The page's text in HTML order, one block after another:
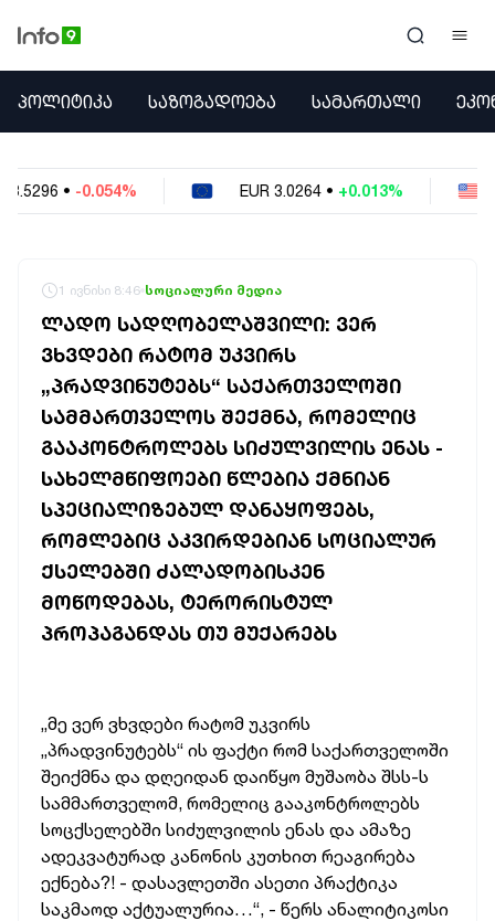
ᲞᲝᲚᲘᲢᲘᲙᲐ
ᲔᲙᲝᲜᲝᲛᲘᲙᲐ
ᲣᲪᲮᲝᲔᲗᲘ
ᲐᲛᲘᲜᲓᲘ
ᲡᲐᲛᲮᲔᲓᲠᲝ
ᲠᲔᲒᲘᲝᲜᲘ
ᲘᲜᲢᲔᲠᲕᲘᲣ
ᲑᲘᲖᲜᲔᲡᲘ
ᲞᲝᲚᲘᲢᲘᲙᲐ ᲡᲐᲖᲝᲒᲐᲓᲝᲔᲑᲐ ᲡᲐᲛᲐᲠᲗᲐᲚᲘ
EUR 3.0264 +0.013% USD 2.6223 -
1 ივნისი 8:46 სოციალური მედია
ᲚᲐᲓᲝ ᲡᲐᲓᲦᲝᲑᲔᲚᲐᲨᲕᲘᲚᲘ: ᲕᲔᲠ
ᲕᲮᲕᲓᲔᲑᲘ ᲠᲐᲢᲝᲛ ᲣᲙᲕᲘᲠᲡ
„ᲞᲠᲐᲓᲕᲘᲜᲣᲢᲔᲑᲡ“ ᲡᲐᲥᲐᲠᲗᲕᲔᲚᲝᲨᲘ
ᲡᲐᲛᲛᲐᲠᲗᲕᲔᲚᲝᲡ ᲨᲔᲥᲛᲜᲐ, ᲠᲝᲛᲔᲚᲘᲪ
ᲒᲐᲐᲙᲝᲜᲢᲠᲝᲚᲔᲑᲡ ᲡᲘᲫᲣᲚᲕᲘᲚᲘᲡ ᲔᲜᲐᲡ -
ᲡᲐᲮᲔᲚᲛᲬᲘᲤᲝᲔᲑᲘ ᲬᲚᲔᲑᲘᲐ ᲥᲛᲜᲘᲐᲜ
ᲡᲞᲔᲪᲘᲐᲚᲘᲖᲔᲑᲣᲚ ᲓᲐᲜᲐᲧᲝᲤᲔᲑᲡ,
ᲠᲝᲛᲚᲔᲑᲘᲪ ᲐᲙᲕᲘᲠᲓᲔᲑᲘᲐᲜ ᲡᲝᲪᲘᲐᲚᲣᲠ
ᲥᲡᲔᲚᲔᲑᲨᲘ ᲫᲐᲚᲐᲓᲝᲑᲘᲡᲙᲔᲜ
ᲛᲝᲬᲝᲓᲔᲑᲐᲡ, ᲢᲔᲠᲝᲠᲘᲡᲢᲣᲚ
ᲞᲠᲝᲞᲐᲒᲐᲜᲓᲐᲡ ᲗᲣ ᲛᲣᲥᲐᲠᲔᲑᲡ
„მე ვერ ვხვდები რატომ უკვირს
„პრადვინუტებს“ ის ფაქტი რომ საქართველოში
შეიქმნა და დღეიდან დაიწყო მუშაობა შსს-ს
სამმართველომ, რომელიც გააკონტროლებს
სოცქსელებში სიძულვილის ენას და ამაზე
ადეკვატურად კანონის კუთხით რეაგირება
ექნება?! - დასავლეთში ასეთი პრაქტიკა
საკმაოდ აქტუალურია…“, - წერს ანალიტიკოსი